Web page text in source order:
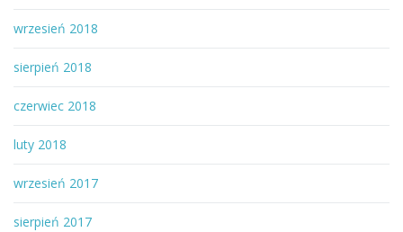
wrzesień 2018
sierpień 2018
czerwiec 2018
luty 2018
wrzesień 2017
sierpień 2017